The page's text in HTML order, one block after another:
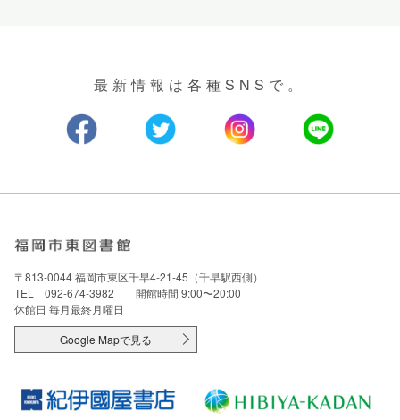
最新情報は各種SNSで。
〒813-0044 福岡市東区千早4-21-45（千早駅西側）
TEL 092-674-3982 開館時間 9:00〜20:00
休館日 毎月最終月曜日
Google Mapで見る